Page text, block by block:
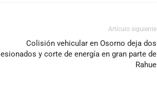
Artículo siguiente
Colisión vehicular en Osorno deja dos
lesionados y corte de energía en gran parte de
Rahue